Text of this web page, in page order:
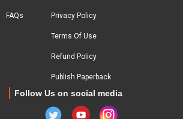
FAQs Privacy Policy
Terms Of Use
Refund Policy
Publish Paperback
Follow Us on social media